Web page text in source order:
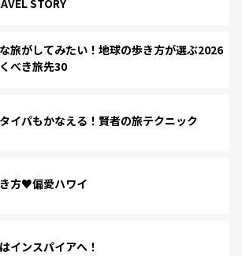
旅がしてみたい！地球の歩き方が選ぶ2026
べき旅先30
イパもかなえる！賢者の旅テクニック
方♥偏愛ハワイ
インスパイアへ！